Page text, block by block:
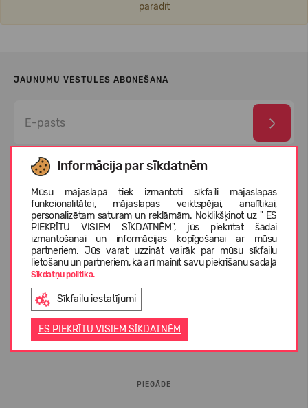
Informācija par sīkdatnēm
Mūsu mājaslapā tiek izmantoti sīkfaili mājaslapas
funkcionalitātei, mājaslapas veiktspējai, analītikai,
personalizētam saturam un reklāmām. Noklikšķinot uz " ES
PIEKRĪTU VISIEM SĪKDATNĒM", jūs piekrītat šādai
izmantošanai un informācijas kopīgošanai ar mūsu
partneriem. Jūs varat uzzināt vairāk par mūsu sīkfailu
lietošanu un partneriem, kā arī mainīt savu piekrišanu sadaļā
Sīkdatņu politika.
Sīkfailu iestatījumi
ES PIEKRĪTU VISIEM SĪKDATNĒM
parādīt
JAUNUMU VĒSTULES ABONĒŠANA
Esmu izlasījis un piekrītu
datu aizsardzības noteikumi
INFORMĀCIJA PIRCĒJIEM
PIEGĀDE